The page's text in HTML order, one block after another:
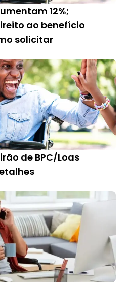
12%;
ao benefício
solicitar
de BPC/Loas